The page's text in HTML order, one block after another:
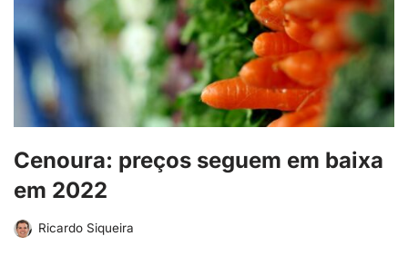
Cenoura: preços seguem em baixa
em 2022
Ricardo Siqueira